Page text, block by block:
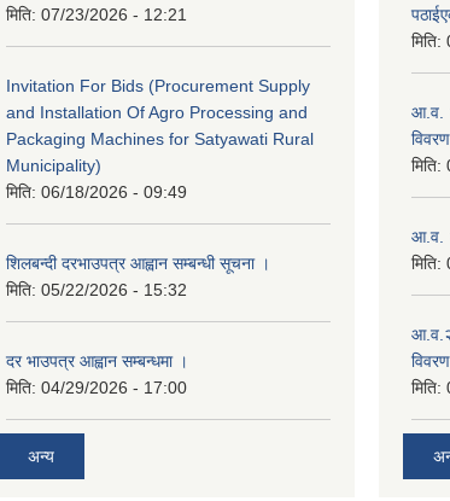
मिति: 07/23/2026 - 12:21
Invitation For Bids (Procurement Supply
and Installation Of Agro Processing and
Packaging Machines for Satyawati Rural
Municipality)
मिति: 06/18/2026 - 09:49
शिलबन्दी दरभाउपत्र आह्वान सम्बन्धी सूचना ।
मिति: 05/22/2026 - 15:32
दर भाउपत्र आह्वान सम्बन्धमा ।
मिति: 04/29/2026 - 17:00
अन्य
मिति:
आ.व.
मिति:
आ.व.
मिति:
मिति: